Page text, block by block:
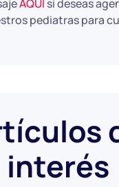
AQUÍ si deseas
pediatras para
interés